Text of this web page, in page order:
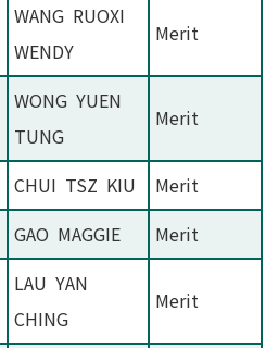
WANG RUOXI
WENDY
Merit
WONG YUEN
TUNG
Merit
CHUI TSZ KIU
Merit
GAO MAGGIE Merit
LAU YAN
CHING
Merit